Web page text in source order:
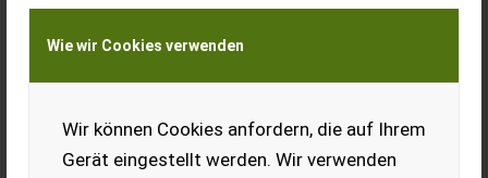
Wie wir Cookies verwenden
Wir können Cookies anfordern, die auf Ihrem
Gerät eingestellt werden. Wir verwenden
Meine Transportkostenanfrage
Transport von Land- und Baumaschinen –
KEINE Tiertransporte